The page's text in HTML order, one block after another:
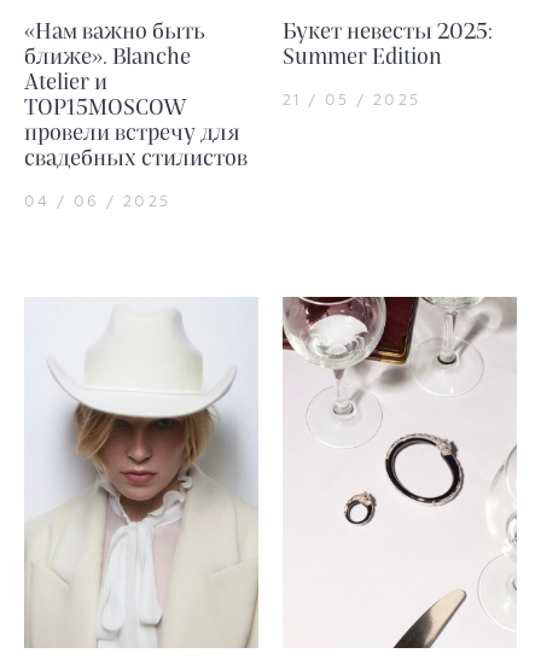
«Нам важно быть
ближе». Blanche
Atelier и
TOP15MOSCOW
провели встречу для
свадебных стилистов
04 / 06 / 2025
Букет невесты 2025:
Summer Edition
21 / 05 / 2025